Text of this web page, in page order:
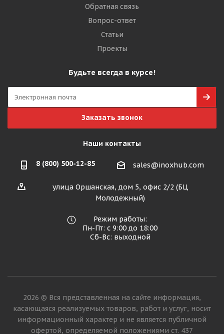
Обратная связь
Вопрос-ответ
Статьи
Проекты
Будьте всегда в курсе!
Заказать звонок
Наши контакты
8 (800) 500-12-85 sales@inoxhub.com
улица Оршанская, дом 5, офис 2/2 (БЦ
Молодежный)
Режим работы:
Пн-Пт: с 9:00 до 18:00
Сб-Вс: выходной
2026 © Вся представленная на сайте информация,
касающаяся реализуемых товаров, работ и услуг, носит
информационный характер и не является публичной
офертой, определяемой положениями ст. 437